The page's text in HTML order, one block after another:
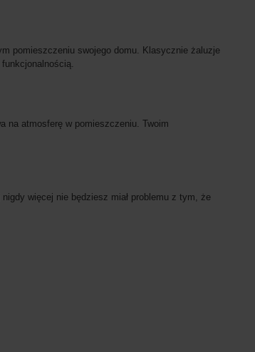
pomieszczeniu swojego domu. Klasycznie żaluzje
na atmosferę w pomieszczeniu. Twoim
więcej nie będziesz miał problemu z tym, że